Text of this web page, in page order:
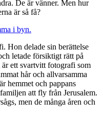
De är vänner. Men hur
är så få?
Hon delade sin berättelse
letade försiktigt rätt på
ett svartvitt fotografi som
hår och allvarsamma
hemmet och pappans
att fly från Jerusalem.
men de många åren och